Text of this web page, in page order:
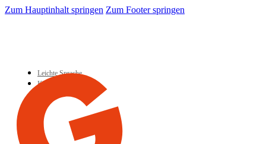
Zum Hauptinhalt springen Zum Footer springen
Leichte Sprache
Kontakt